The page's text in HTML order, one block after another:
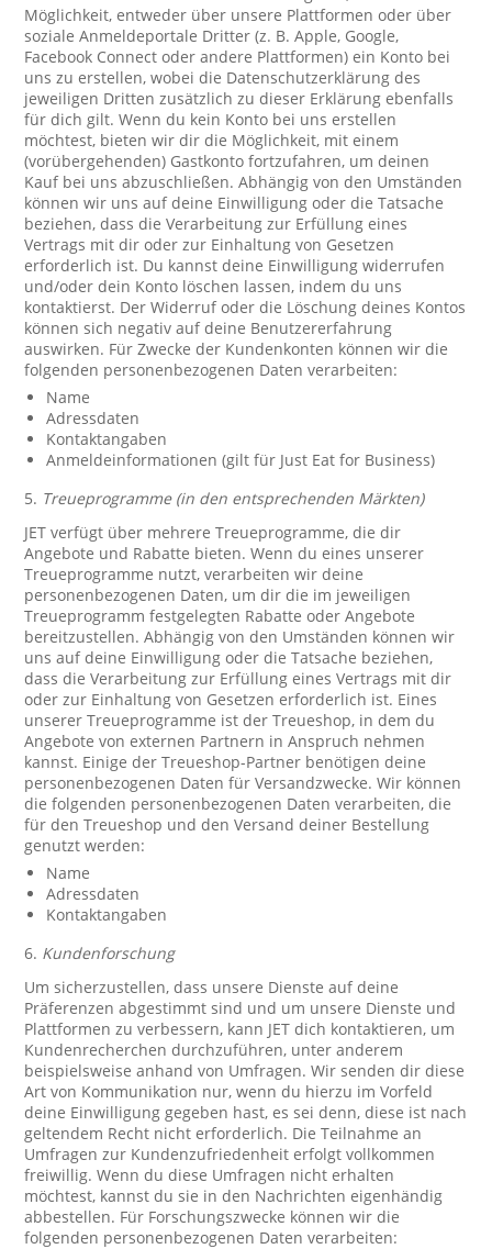
Möglichkeit, entweder über unsere Plattformen oder über
soziale Anmeldeportale Dritter (z. B. Apple, Google,
Facebook Connect oder andere Plattformen) ein Konto bei
uns zu erstellen, wobei die Datenschutzerklärung des
jeweiligen Dritten zusätzlich zu dieser Erklärung ebenfalls
für dich gilt. Wenn du kein Konto bei uns erstellen
möchtest, bieten wir dir die Möglichkeit, mit einem
(vorübergehenden) Gastkonto fortzufahren, um deinen
Kauf bei uns abzuschließen. Abhängig von den Umständen
können wir uns auf deine Einwilligung oder die Tatsache
beziehen, dass die Verarbeitung zur Erfüllung eines
Vertrags mit dir oder zur Einhaltung von Gesetzen
erforderlich ist. Du kannst deine Einwilligung widerrufen
und/oder dein Konto löschen lassen, indem du uns
kontaktierst. Der Widerruf oder die Löschung deines Kontos
können sich negativ auf deine Benutzererfahrung
auswirken. Für Zwecke der Kundenkonten können wir die
folgenden personenbezogenen Daten verarbeiten:
Name
Adressdaten
Kontaktangaben
Anmeldeinformationen (gilt für Just Eat for Business)
5. Treueprogramme (in den entsprechenden Märkten)
JET verfügt über mehrere Treueprogramme, die dir
Angebote und Rabatte bieten. Wenn du eines unserer
Treueprogramme nutzt, verarbeiten wir deine
personenbezogenen Daten, um dir die im jeweiligen
Treueprogramm festgelegten Rabatte oder Angebote
bereitzustellen. Abhängig von den Umständen können wir
uns auf deine Einwilligung oder die Tatsache beziehen,
dass die Verarbeitung zur Erfüllung eines Vertrags mit dir
oder zur Einhaltung von Gesetzen erforderlich ist. Eines
unserer Treueprogramme ist der Treueshop, in dem du
Angebote von externen Partnern in Anspruch nehmen
kannst. Einige der Treueshop-Partner benötigen deine
personenbezogenen Daten für Versandzwecke. Wir können
die folgenden personenbezogenen Daten verarbeiten, die
für den Treueshop und den Versand deiner Bestellung
genutzt werden:
Name
Adressdaten
Kontaktangaben
6. Kundenforschung
Um sicherzustellen, dass unsere Dienste auf deine
Präferenzen abgestimmt sind und um unsere Dienste und
Plattformen zu verbessern, kann JET dich kontaktieren, um
Kundenrecherchen durchzuführen, unter anderem
beispielsweise anhand von Umfragen. Wir senden dir diese
Art von Kommunikation nur, wenn du hierzu im Vorfeld
deine Einwilligung gegeben hast, es sei denn, diese ist nach
geltendem Recht nicht erforderlich. Die Teilnahme an
Umfragen zur Kundenzufriedenheit erfolgt vollkommen
freiwillig. Wenn du diese Umfragen nicht erhalten
möchtest, kannst du sie in den Nachrichten eigenhändig
abbestellen. Für Forschungszwecke können wir die
folgenden personenbezogenen Daten verarbeiten: